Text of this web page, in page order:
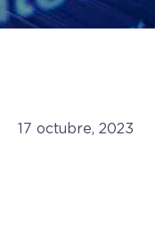
17 octubre, 2023